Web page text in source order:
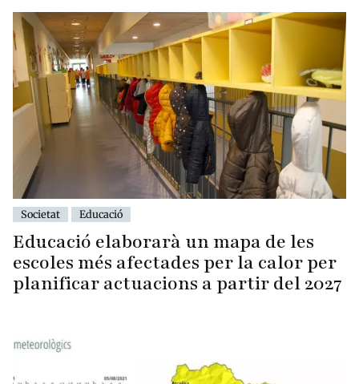
Societat Educació
Educació elaborarà un mapa de les
escoles més afectades per la calor per
planificar actuacions a partir del 2027